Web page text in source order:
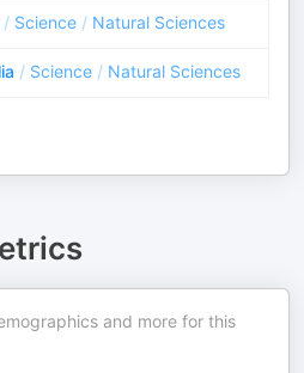
/ Science / Natural Sciences
/ Science / Natural Sciences
and more for this